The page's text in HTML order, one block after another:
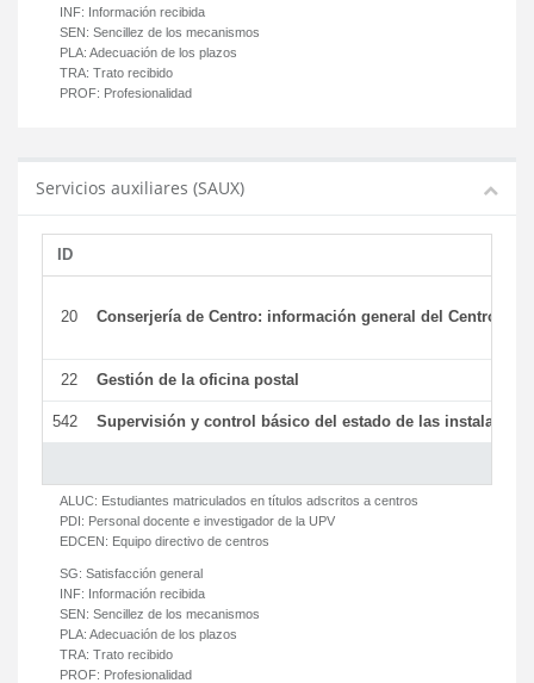
INF: Información recibida
SEN: Sencillez de los mecanismos
PLA: Adecuación de los plazos
TRA: Trato recibido
PROF: Profesionalidad
Servicios auxiliares (SAUX)
ID
20 Conserjería de Centro: información general del Centro y
22 Gestión de la oficina postal
542 Supervisión y control básico del estado de las
ALUC: Estudiantes matriculados en títulos adscritos a centros
PDI: Personal docente e investigador de la UPV
EDCEN: Equipo directivo de centros
SG: Satisfacción general
INF: Información recibida
SEN: Sencillez de los mecanismos
PLA: Adecuación de los plazos
TRA: Trato recibido
PROF: Profesionalidad